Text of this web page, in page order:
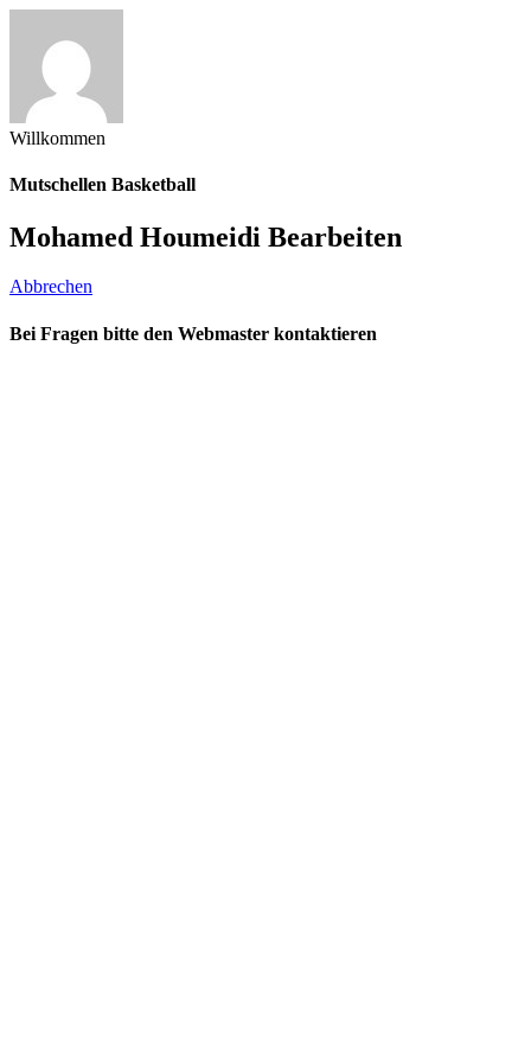
Willkommen
Mutschellen Basketball
Mohamed Houmeidi Bearbeiten
Abbrechen
Bei Fragen bitte den Webmaster kontaktieren